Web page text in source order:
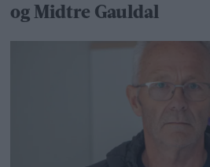
og Midtre Gauldal